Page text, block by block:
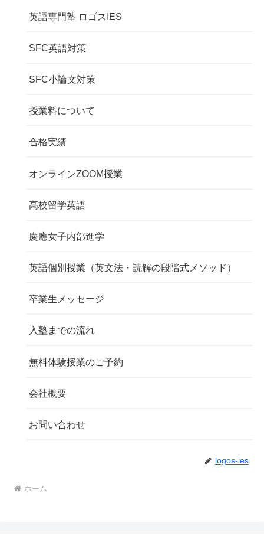
英語専門塾 ロゴスIES
SFC英語対策
SFC小論文対策
授業料について
合格実績
オンラインZOOM授業
高校留学英語
慶應女子内部進学
英語個別授業（英文法・読解の段階式メソッド）
卒業生メッセージ
入塾までの流れ
無料体験授業のご予約
会社概要
お問い合わせ
logos-ies
ホーム